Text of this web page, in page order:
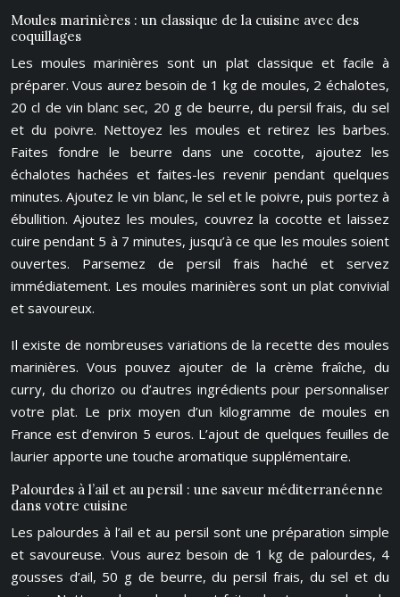
Moules marinières : un classique de la cuisine avec des
coquillages
Les moules marinières sont un plat classique et facile à
préparer. Vous aurez besoin de 1 kg de moules, 2 échalotes,
20 cl de vin blanc sec, 20 g de beurre, du persil frais, du sel
et du poivre. Nettoyez les moules et retirez les barbes.
Faites fondre le beurre dans une cocotte, ajoutez les
échalotes hachées et faites-les revenir pendant quelques
minutes. Ajoutez le vin blanc, le sel et le poivre, puis portez à
ébullition. Ajoutez les moules, couvrez la cocotte et laissez
cuire pendant 5 à 7 minutes, jusqu’à ce que les moules soient
ouvertes. Parsemez de persil frais haché et servez
immédiatement. Les moules marinières sont un plat convivial
et savoureux.
Il existe de nombreuses variations de la recette des moules
marinières. Vous pouvez ajouter de la crème fraîche, du
curry, du chorizo ou d’autres ingrédients pour personnaliser
votre plat. Le prix moyen d’un kilogramme de moules en
France est d’environ 5 euros. L’ajout de quelques feuilles de
laurier apporte une touche aromatique supplémentaire.
Palourdes à l’ail et au persil : une saveur méditerranéenne
dans votre cuisine
Les palourdes à l’ail et au persil sont une préparation simple
et savoureuse. Vous aurez besoin de 1 kg de palourdes, 4
gousses d’ail, 50 g de beurre, du persil frais, du sel et du